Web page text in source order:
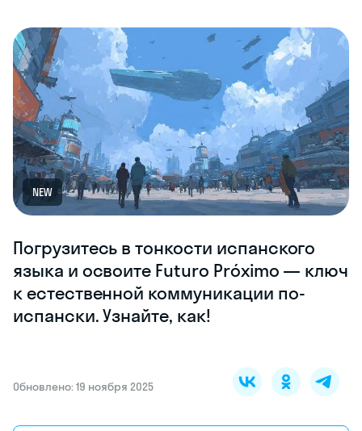
NEW
Погрузитесь в тонкости испанского
языка и освоите Futuro Próximo — ключ
к естественной коммуникации по-
испански. Узнайте, как!
Обновлено: 19 ноября 2025